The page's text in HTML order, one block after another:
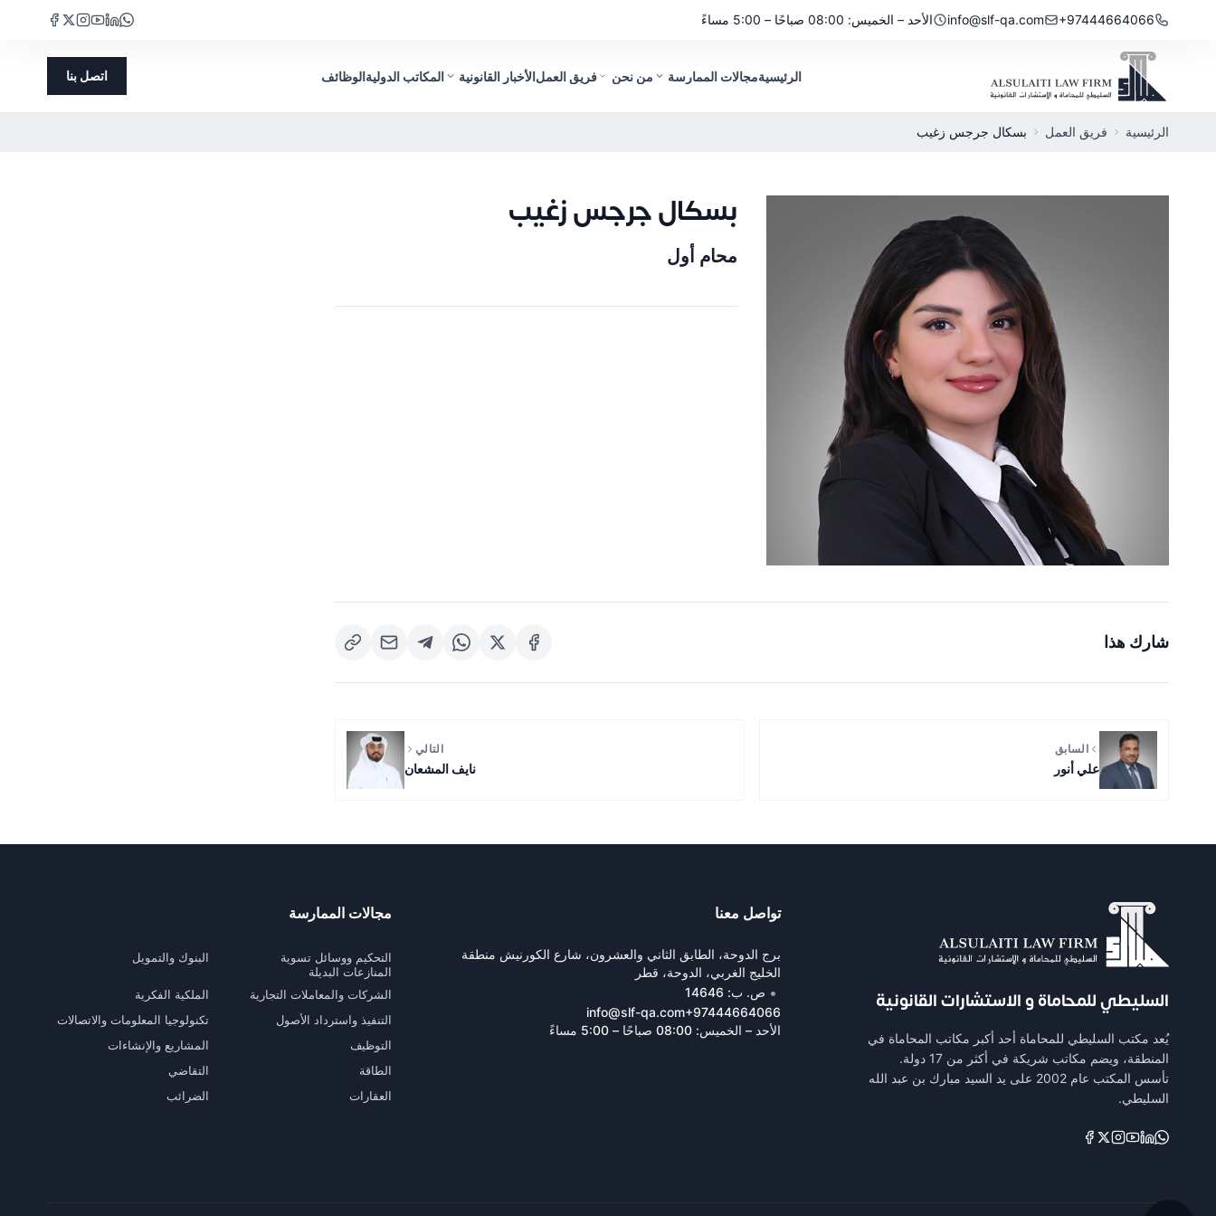
انتقل إلى المحتوى
+97444664066
info@slf-qa.com الأحد – الخميس: 08:00 صباحًا – 5:00 مساءً
الرئيسيةمجالات الممارسة من نحن فريق العملالأخبار القانونية المكاتب الدوليةالوظائف اتصل بنا
الرئيسية فريق العمل بسكال جرجس زغيب
بسكال جرجس زغيب
محام أول
شارك هذا
السابق
علي أنور
التالي
نايف المشعان
السليطي للمحاماة و الاستشارات القانونية
يُعد مكتب السليطي للمحاماة أحد أكبر مكاتب المحاماة في
المنطقة، ويضم مكاتب شريكة في أكثر من 17 دولة.
تأسس المكتب عام 2002 على يد السيد مبارك بن عبد الله
السليطي.
Links
تواصل معنا
برج الدوحة، الطابق الثاني والعشرون، شارع الكورنيش منطقة
الخليج الغربي، الدوحة، قطر
• ص. ب: 14646
+97444664066
info@slf-qa.com
الأحد – الخميس: 08:00 صباحًا – 5:00 مساءً
مجالات الممارسة
التحكيم ووسائل تسوية
المنازعات البديلة
البنوك والتمويل
الشركات والمعاملات التجارية
الملكية الفكرية
التنفيذ واسترداد الأصول
تكنولوجيا المعلومات والاتصالات
التوظيف
المشاريع والإنشاءات
الطاقة
التقاضي
العقارات
الضرائب